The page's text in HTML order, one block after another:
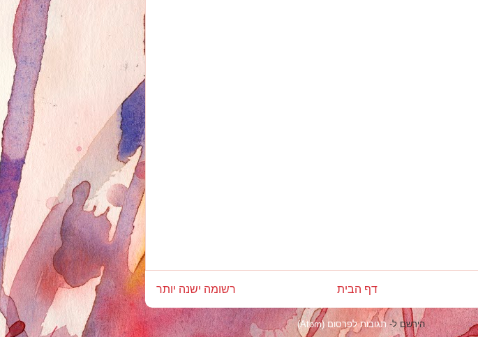
רשומה ישנה יותר דף הבית
הירשם ל-תגובות לפרסום (Atom)